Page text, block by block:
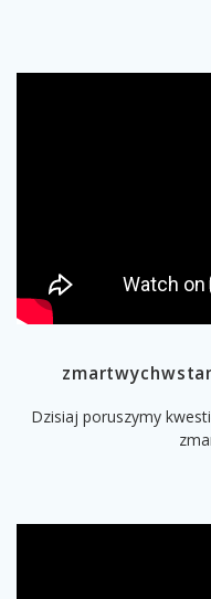
Dzisiaj poruszymy